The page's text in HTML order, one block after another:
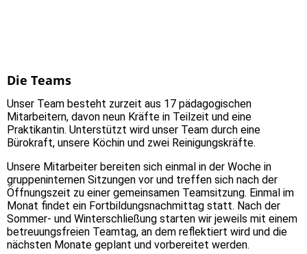
Die Teams
Unser Team besteht zurzeit aus 17 pädagogischen
Mitarbeitern, davon neun Kräfte in Teilzeit und eine
Praktikantin. Unterstützt wird unser Team durch eine
Bürokraft, unsere Köchin und zwei Reinigungskräfte.
Unsere Mitarbeiter bereiten sich einmal in der Woche in
gruppeninternen Sitzungen vor und treffen sich nach der
Öffnungszeit zu einer gemeinsamen Teamsitzung. Einmal im
Monat findet ein Fortbildungsnachmittag statt. Nach der
Sommer- und Winterschließung starten wir jeweils mit einem
betreuungsfreien Teamtag, an dem reflektiert wird und die
nächsten Monate geplant und vorbereitet werden.